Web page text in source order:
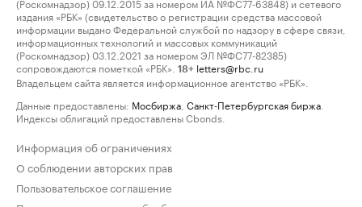
издания «РБК» (свидетельство о регистрации средства массовой
информации выдано Федеральной службой по надзору в сфере связи,
информационных технологий и массовых коммуникаций
(Роскомнадзор) 03.12.2021 за номером ЭЛ №ФС77-82385)
сопровождаются пометкой «РБК».
18+ letters@rbc.ru
Владельцем сайта является информационное агентство «РБК».
Данные предоставлены: Мосбиржа Санкт-Петербургская биржа
Индексы облигаций предоставлены Cbonds.
Информация об ограничениях
О соблюдении авторских прав
Пользовательское соглашение